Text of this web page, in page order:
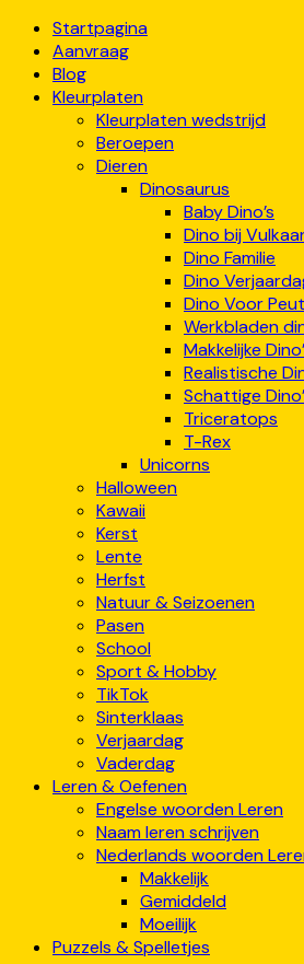
Startpagina
Aanvraag
Blog
Kleurplaten
Kleurplaten wedstrijd
Beroepen
Dieren
Dinosaurus
Baby Dino’s
Dino bij
Dino Familie
Dino
Dino Voor
Werkbladen
Makkelijke
Realistische
Schattige
Triceratops
T-Rex
Unicorns
Halloween
Kawaii
Kerst
Lente
Herfst
Natuur & Seizoenen
Pasen
School
Sport & Hobby
TikTok
Sinterklaas
Verjaardag
Vaderdag
Leren & Oefenen
Engelse woorden Leren
Naam leren schrijven
Nederlands woorden
Makkelijk
Gemiddeld
Moeilijk
Puzzels & Spelletjes